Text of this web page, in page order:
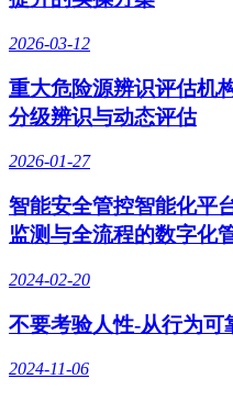
2026-03-12
重大危险源辨识评估机
分级辨识与动态评估
2026-01-27
智能安全管控智能化平
监测与全流程的数字化
2024-02-20
不要考验人性-从行为可
2024-11-06